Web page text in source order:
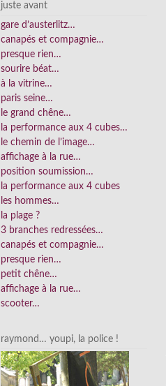
juste avant
gare d’austerlitz…
canapés et compagnie…
presque rien…
sourire béat…
à la vitrine…
paris seine…
le grand chêne…
la performance aux 4 cubes…
le chemin de l’image…
affichage à la rue…
position soumission…
la performance aux 4 cubes
les hommes…
la plage ?
3 branches redressées…
canapés et compagnie…
presque rien…
petit chêne…
affichage à la rue…
scooter…
raymond… youpi, la police !